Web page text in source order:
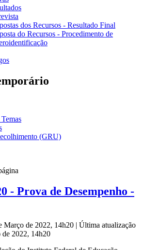
dos Recursos - Resultado Final
do Recursos - Procedimento de
(GRU)
- Prova de Desempenho -
Março de 2022, 14h20 | Última atualização
de 2022, 14h20